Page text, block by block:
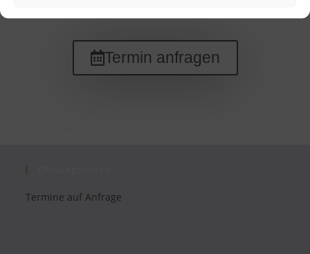
Termin anfragen
Termine auf Anfrage